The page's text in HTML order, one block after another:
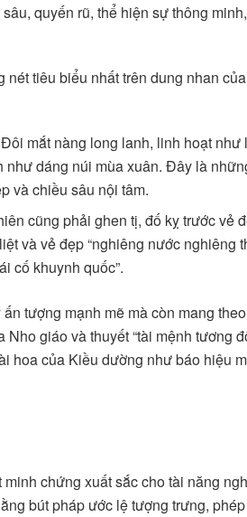
sâu, quyến rũ, thể hiện sự thông
tiêu biểu nhất trên dung nhan
mắt nàng long lanh, linh hoạt
dáng núi mùa xuân. Đây là
và chiều sâu nội tâm.
cũng phải ghen tị, đố kỵ trước vẻ
và vẻ đẹp “nghiêng nước nghiêng
cố khuynh quốc”.
tượng mạnh mẽ mà còn mang
Nho giáo và thuyết “tài mệnh tương
hoa của Kiều dường như báo hiệu
chứng xuất sắc cho tài năng
bút pháp ước lệ tượng trưng,